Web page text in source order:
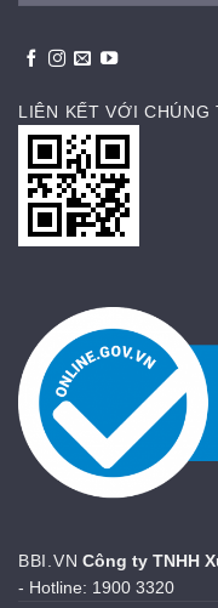
LIÊN KẾT VỚI CHÚNG
BBI.VN Công ty TNHH
- Hotline: 1900 3320